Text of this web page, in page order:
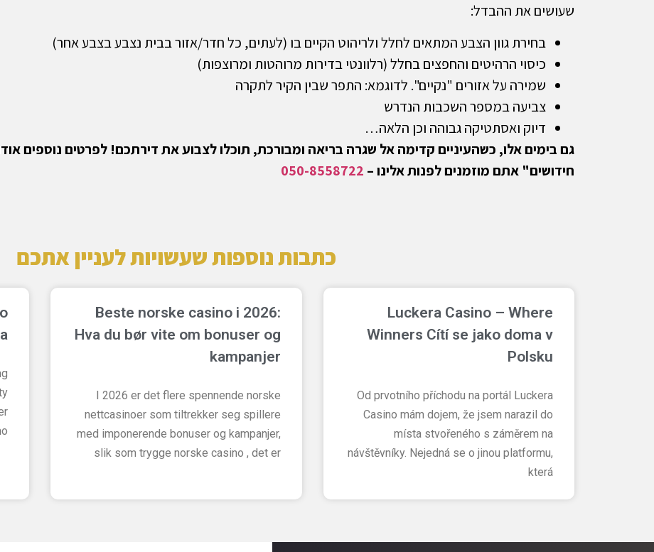
שעושים את ההבדל:
בחירת גוון הצבע המתאים לחלל ולריהוט הקיים בו (לעתים, כל חדר/אזור בבית נצבע בצבע אחר)
כיסוי הרהיטים והחפצים בחלל (רלוונטי בדירות מרוהטות ומרוצפות)
שמירה על אזורים "נקיים". לדוגמא: התפר שבין הקיר לתקרה
צביעה במספר השכבות הנדרש
דיוק ואסתטיקה גבוהה וכן הלאה…
גם בימים אלו, כשהעיניים קדימה אל שגרה בריאה ומבורכת, תוכלו לצבוע את דירתכם! לפרטים נוספים
חידושים" אתם מוזמנים לפנות אלינו – 050-8558722
כתבות נוספות שעשויות לעניין אתכם
Luckera Casino – Where
Winners Cítí se jako doma v
Polsku
Od prvotního příchodu na portál Luckera
Casino mám dojem, že jsem narazil do
místa stvořeného s záměrem na
návštěvníky. Nejedná se o jinou platformu,
která
Beste norske casino i 2026:
Hva du bør vite om bonuser og
kampanjer
I 2026 er det flere spennende norske
nettcasinoer som tiltrekker seg spillere
med imponerende bonuser og kampanjer,
slik som trygge norske casino , det er